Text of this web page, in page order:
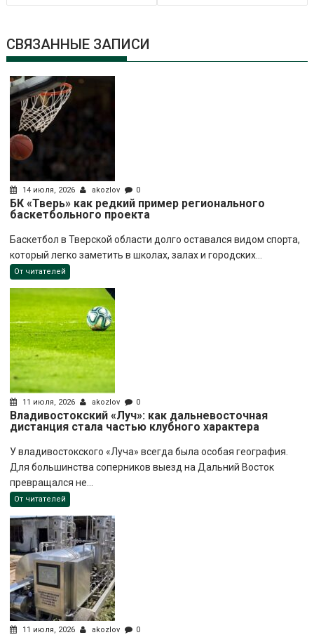
СВЯЗАННЫЕ ЗАПИСИ
14 июля, 2026 akozlov 0
БК «Тверь» как редкий пример регионального
баскетбольного проекта
Баскетбол в Тверской области долго оставался видом спорта,
который легко заметить в школах, залах и городских...
От читателей
11 июля, 2026 akozlov 0
Владивостокский «Луч»: как дальневосточная
дистанция стала частью клубного характера
У владивостокского «Луча» всегда была особая география.
Для большинства соперников выезд на Дальний Восток
превращался не...
От читателей
11 июля, 2026 akozlov 0